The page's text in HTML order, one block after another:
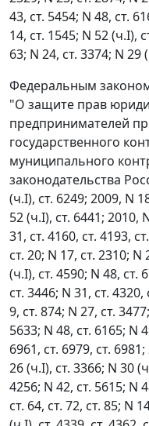
43, ст. 5454; N 48, ст.
14, ст. 1545; N 52 (ч.I),
63; N 24, ст. 3374; N 29
Федеральным
"О защите прав
предпринимателей
государственного
муниципального
законодательства
(ч.I), ст. 6249; 2009, N
52 (ч.I), ст. 6441; 2010,
31, ст. 4160, ст. 4193,
ст. 20; N 17, ст. 2310;
(ч.I), ст. 4590; N 48, ст.
ст. 3446; N 31, ст.
9, ст. 874; N 27, ст.
5633; N 48, ст. 6165; N
6961, ст. 6979, ст.
26 (ч.I), ст. 3366; N 30
4256; N 42, ст. 5615; N
ст. 64, ст. 72, ст. 85; N